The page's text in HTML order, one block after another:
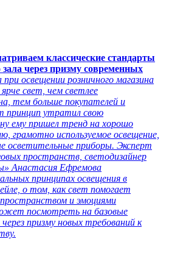
классические стандарты
через призму современных
освещении розничного магазина
свет, чем светлее
тем больше покупателей и
принцип утратил свою
ему пришел тренд на хорошо
грамотно используемое освещение,
осветительные приборы. Эксперт
пространств, светодизайнер
Анастасия Ефремова
принципах освещения в
о том, как свет помогает
и эмоциями
посмотреть на базовые
призму новых требований к